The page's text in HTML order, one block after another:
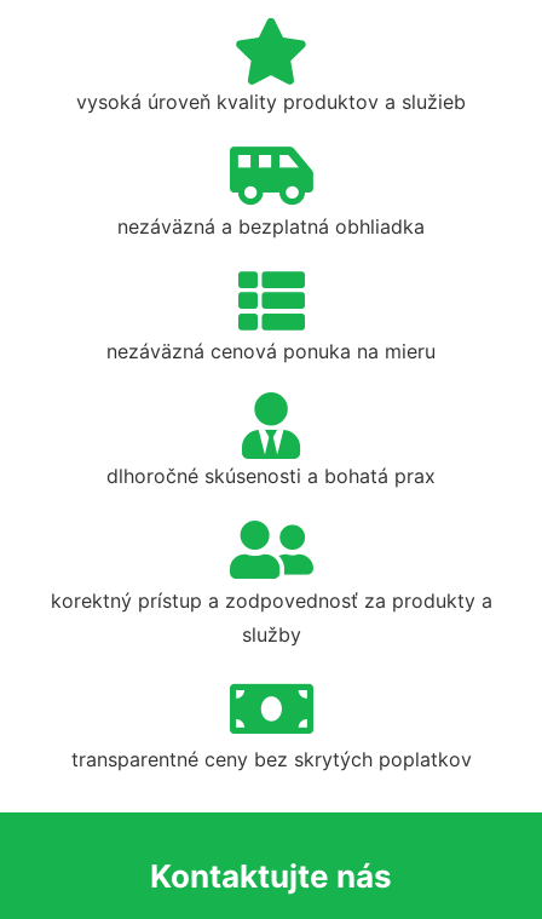
vysoká úroveň kvality produktov a služieb
nezáväzná a bezplatná obhliadka
nezáväzná cenová ponuka na mieru
dlhoročné skúsenosti a bohatá prax
korektný prístup a zodpovednosť za produkty a
služby
transparentné ceny bez skrytých poplatkov
Kontaktujte nás